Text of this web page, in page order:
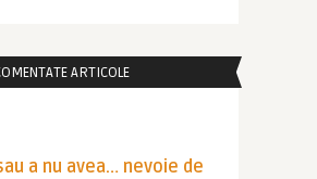
ARTICOLE
a nu avea… nevoie de